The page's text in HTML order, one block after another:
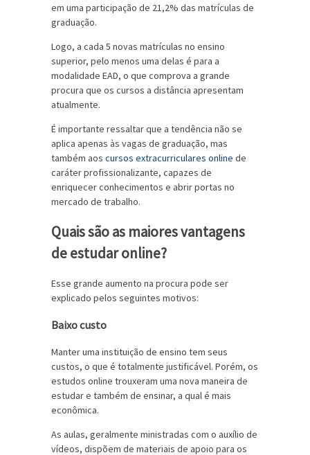
em uma participação de 21,2% das matrículas de
graduação.
Logo, a cada 5 novas matrículas no ensino
superior, pelo menos uma delas é para a
modalidade EAD, o que comprova a grande
procura que os cursos a distância apresentam
atualmente.
É importante ressaltar que a tendência não se
aplica apenas às vagas de graduação, mas
também aos cursos extracurriculares online de
caráter profissionalizante, capazes de
enriquecer conhecimentos e abrir portas no
mercado de trabalho.
Quais são as maiores vantagens
de estudar online?
Esse grande aumento na procura pode ser
explicado pelos seguintes motivos:
Baixo custo
Manter uma instituição de ensino tem seus
custos, o que é totalmente justificável. Porém, os
estudos online trouxeram uma nova maneira de
estudar e também de ensinar, a qual é mais
econômica.
As aulas, geralmente ministradas com o auxílio de
vídeos, dispõem de materiais de apoio para os